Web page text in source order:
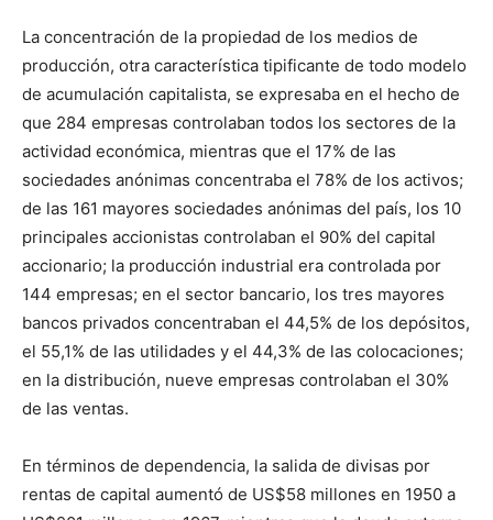
La concentración de la propiedad de los medios de
producción, otra característica tipificante de todo modelo
de acumulación capitalista, se expresaba en el hecho de
que 284 empresas controlaban todos los sectores de la
actividad económica, mientras que el 17% de las
sociedades anónimas concentraba el 78% de los activos;
de las 161 mayores sociedades anónimas del país, los 10
principales accionistas controlaban el 90% del capital
accionario; la producción industrial era controlada por
144 empresas; en el sector bancario, los tres mayores
bancos privados concentraban el 44,5% de los depósitos,
el 55,1% de las utilidades y el 44,3% de las colocaciones;
en la distribución, nueve empresas controlaban el 30%
de las ventas.
En términos de dependencia, la salida de divisas por
rentas de capital aumentó de US$58 millones en 1950 a